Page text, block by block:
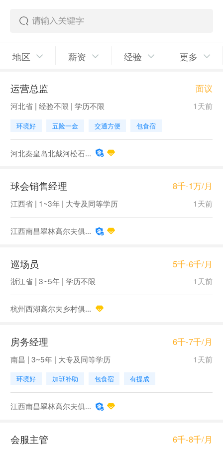
地区 薪资 经验 更多
运营总监 面议
河北省 | 经验不限 | 学历不限 1天前
环境好 五险一金 交通方便 包食宿
河北秦皇岛北戴河松石...
球会销售经理 8千-1万/月
江西省 | 1~3年 | 大专及同等学历 1天前
江西南昌翠林高尔夫俱...
巡场员 5千-6千/月
浙江省 | 3~5年 | 学历不限 1天前
杭州西湖高尔夫乡村俱...
房务经理 6千-7千/月
南昌 | 3~5年 | 大专及同等学历 1天前
环境好 加班补助 包食宿 有提成
江西南昌翠林高尔夫俱...
会服主管 6千-8千/月